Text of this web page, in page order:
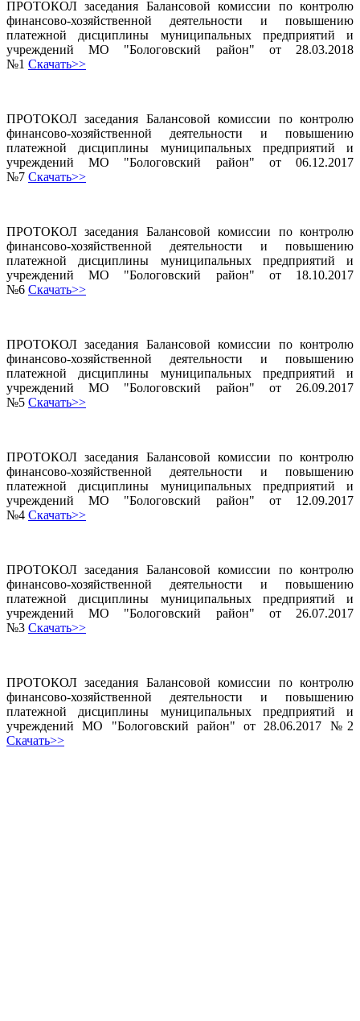
ПРОТОКОЛ заседания Балансовой комиссии по контролю
финансово-хозяйственной деятельности и повышению
платежной дисциплины муниципальных предприятий и
учреждений МО "Бологовский район" от 28.03.2018
№1 Скачать>>
ПРОТОКОЛ заседания Балансовой комиссии по контролю
финансово-хозяйственной деятельности и повышению
платежной дисциплины муниципальных предприятий и
учреждений МО "Бологовский район" от 06.12.2017
№7 Скачать>>
ПРОТОКОЛ заседания Балансовой комиссии по контролю
финансово-хозяйственной деятельности и повышению
платежной дисциплины муниципальных предприятий и
учреждений МО "Бологовский район" от 18.10.2017
№6 Скачать>>
ПРОТОКОЛ заседания Балансовой комиссии по контролю
финансово-хозяйственной деятельности и повышению
платежной дисциплины муниципальных предприятий и
учреждений МО "Бологовский район" от 26.09.2017
№5 Скачать>>
ПРОТОКОЛ заседания Балансовой комиссии по контролю
финансово-хозяйственной деятельности и повышению
платежной дисциплины муниципальных предприятий и
учреждений МО "Бологовский район" от 12.09.2017
№4 Скачать>>
ПРОТОКОЛ заседания Балансовой комиссии по контролю
финансово-хозяйственной деятельности и повышению
платежной дисциплины муниципальных предприятий и
учреждений МО "Бологовский район" от 26.07.2017
№3 Скачать>>
ПРОТОКОЛ заседания Балансовой комиссии по контролю
финансово-хозяйственной деятельности и повышению
платежной дисциплины муниципальных предприятий и
учреждений МО "Бологовский район" от 28.06.2017 №2
Скачать>>